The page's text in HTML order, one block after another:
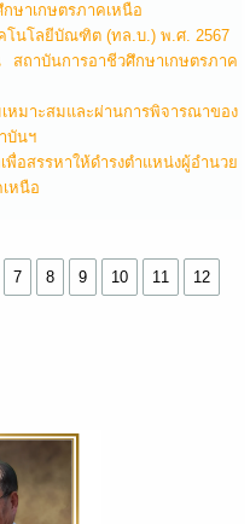
ษาเกษตรภาคเหนือ
โนโลยีบัณฑิต (ทล.บ.) พ.ศ. 2567
ถาบันการอาชีวศึกษาเกษตรภาค
หมาะสมและผ่านการพิจารณาของ
บันฯ
อสรรหาให้ดำรงตำแหน่งผู้อำนวย
หนือ
7 8 9 10 11 12